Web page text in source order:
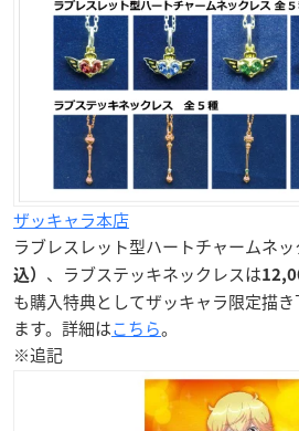
ザッキャラ本店
ラブレスレット型ハートチャームネ
込） 、ラブステッキネックレスは
も購入特典としてザッキャラ限定描
ます。詳細はこちら。
※追記